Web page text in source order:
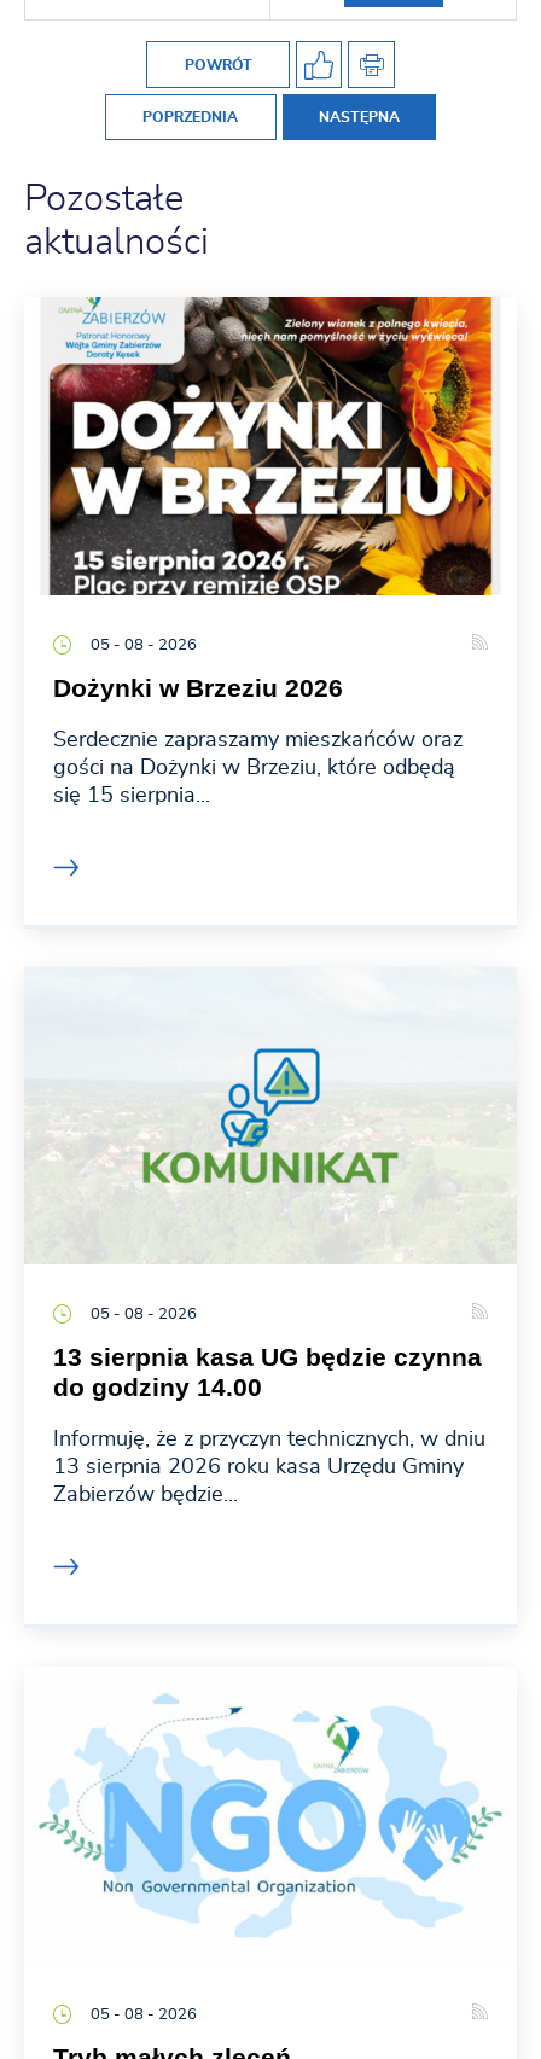
POWRÓT
POPRZEDNIA NASTĘPNA
Pozostałe
aktualności
05 - 08 - 2026
Dożynki w Brzeziu 2026
Serdecznie zapraszamy mieszkańców oraz
gości na Dożynki w Brzeziu, które odbędą
się 15 sierpnia...
05 - 08 - 2026
13 sierpnia kasa UG będzie czynna
do godziny 14.00
Informuję, że z przyczyn technicznych, w dniu
13 sierpnia 2026 roku kasa Urzędu Gminy
Zabierzów będzie...
05 - 08 - 2026